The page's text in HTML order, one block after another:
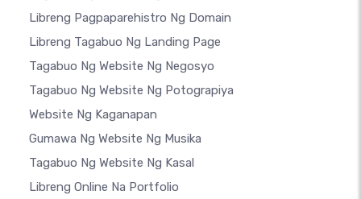
Libreng Pagpaparehistro Ng Domain
Libreng Tagabuo Ng Landing Page
Tagabuo Ng Website Ng Negosyo
Tagabuo Ng Website Ng Potograpiya
Website Ng Kaganapan
Gumawa Ng Website Ng Musika
Tagabuo Ng Website Ng Kasal
Libreng Online Na Portfolio